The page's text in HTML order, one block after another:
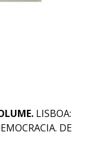
LISBOA:
DE